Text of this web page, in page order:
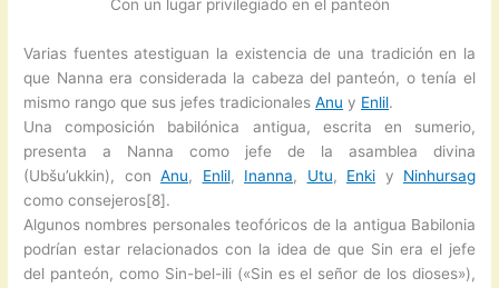
Con un lugar privilegiado en el panteón
Varias fuentes atestiguan la existencia de una tradición en la
que Nanna era considerada la cabeza del panteón, o tenía el
mismo rango que sus jefes tradicionalesAnu y Enlil.
Una composición babilónica antigua, escrita en sumerio,
presenta a Nanna como jefe de la asamblea divina
(Ubšu’ukkin), conAnu, Enlil, Inanna, Utu, Enki y Ninhursag
como consejeros[8].
Algunos nombres personales teofóricos de la antigua Babilonia
podrían estar relacionados con la idea de que Sin era el jefe
del panteón, como Sin-bel-ili («Sin es el señor de los dioses»),